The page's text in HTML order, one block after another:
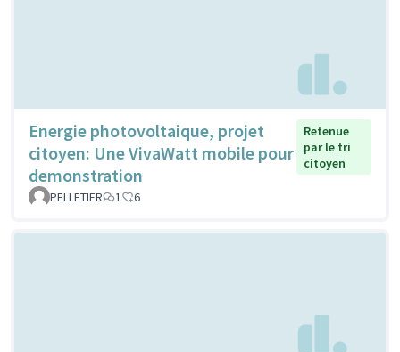
Energie photovoltaique, projet
citoyen: Une VivaWatt mobile pour
demonstration
Retenue
par le tri
citoyen
PELLETIER 1 6